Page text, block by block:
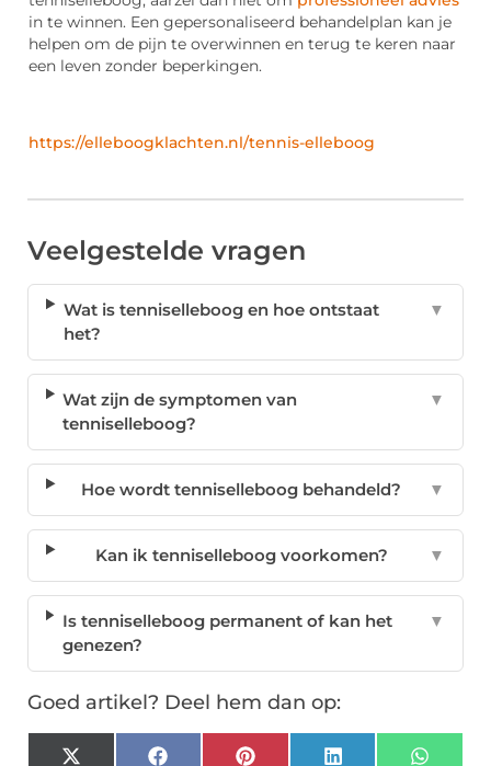
in te winnen. Een gepersonaliseerd behandelplan kan je
helpen om de pijn te overwinnen en terug te keren naar
een leven zonder beperkingen.
https://elleboogklachten.nl/tennis-elleboog
Veelgestelde vragen
Wat is tenniselleboog en hoe ontstaat
het?
▼
Wat zijn de symptomen van
tenniselleboog?
▼
Hoe wordt tenniselleboog behandeld? ▼
Kan ik tenniselleboog voorkomen? ▼
Is tenniselleboog permanent of kan het
genezen?
▼
Goed artikel? Deel hem dan op: